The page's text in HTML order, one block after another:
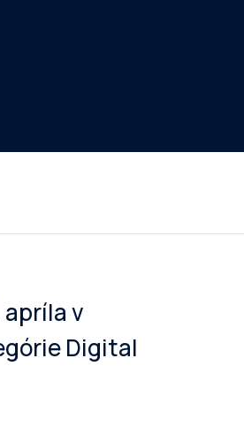
apríla v
Digital